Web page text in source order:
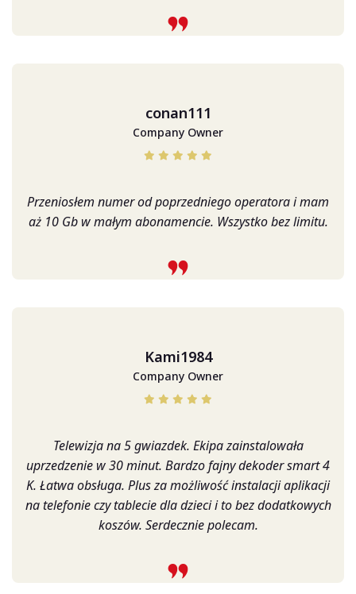
conan111
Company Owner
Przeniosłem numer od poprzedniego operatora i mam
aż 10 Gb w małym abonamencie. Wszystko bez limitu.
Kami1984
Company Owner
Telewizja na 5 gwiazdek. Ekipa zainstalowała
uprzedzenie w 30 minut. Bardzo fajny dekoder smart 4
K. Łatwa obsługa. Plus za możliwość instalacji aplikacji
na telefonie czy tablecie dla dzieci i to bez dodatkowych
koszów. Serdecznie polecam.